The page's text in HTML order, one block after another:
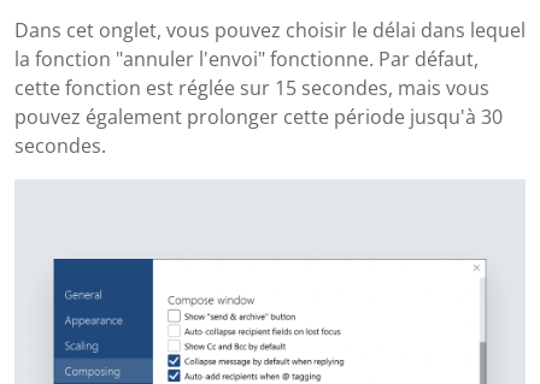
Dans cet onglet, vous pouvez choisir le délai dans lequel
la fonction "annuler l'envoi" fonctionne. Par défaut,
cette fonction est réglée sur 15 secondes, mais vous
pouvez également prolonger cette période jusqu'à 30
secondes.